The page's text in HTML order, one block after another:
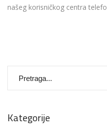
našeg korisničkog centra
Kategorije